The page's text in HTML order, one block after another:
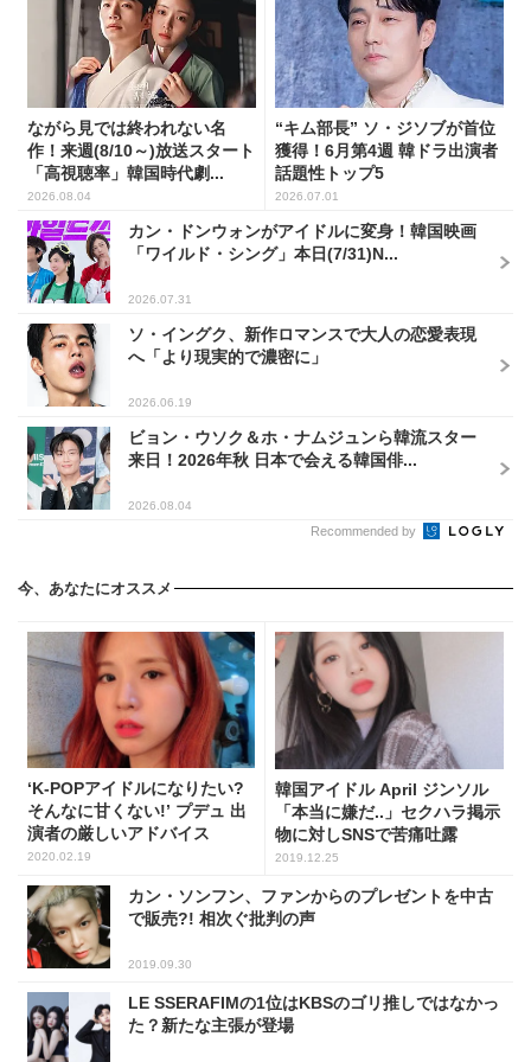
ながら見では終われない名
作！来週(8/10～)放送スタート
「高視聴率」韓国時代劇...
2026.08.04
“キム部長” ソ・ジソブが首位
獲得！6月第4週 韓ドラ出演者
話題性トップ5
2026.07.01
カン・ドンウォンがアイドルに変身！韓国映画
「ワイルド・シング」本日(7/31)N...
2026.07.31
ソ・イングク、新作ロマンスで大人の恋愛表現
へ「より現実的で濃密に」
2026.06.19
ビョン・ウソク＆ホ・ナムジュンら韓流スター
来日！2026年秋 日本で会える韓国俳...
2026.08.04
Recommended by
今、あなたにオススメ
‘K-POPアイドルになりたい?
そんなに甘くない!’ プデュ 出
演者の厳しいアドバイス
2020.02.19
韓国アイドル April ジンソル
「本当に嫌だ..」セクハラ掲示
物に対しSNSで苦痛吐露
2019.12.25
カン・ソンフン、ファンからのプレゼントを中古
で販売?! 相次ぐ批判の声
2019.09.30
LE SSERAFIMの1位はKBSのゴリ推しではなかっ
た？新たな主張が登場